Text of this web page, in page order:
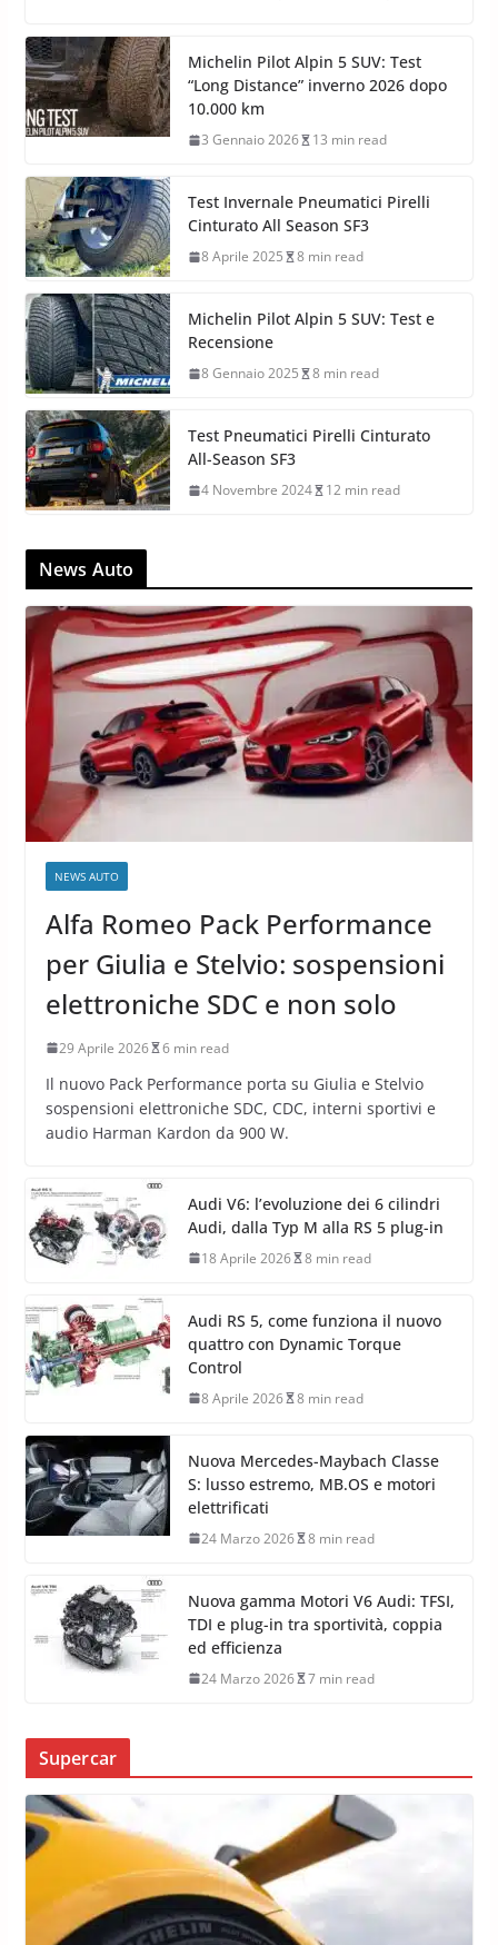
Michelin Pilot Alpin 5 SUV: Test
“Long Distance” inverno 2026 dopo
10.000 km
3 Gennaio 2026 13 min read
Test Invernale Pneumatici Pirelli
Cinturato All Season SF3
8 Aprile 2025 8 min read
Michelin Pilot Alpin 5 SUV: Test e
Recensione
8 Gennaio 2025 8 min read
Test Pneumatici Pirelli Cinturato
All-Season SF3
4 Novembre 2024 12 min read
News Auto
NEWS AUTO
Alfa Romeo Pack Performance
per Giulia e Stelvio: sospensioni
elettroniche SDC e non solo
29 Aprile 2026 6 min read
Il nuovo Pack Performance porta su Giulia e Stelvio
sospensioni elettroniche SDC, CDC, interni sportivi e
audio Harman Kardon da 900 W.
Audi V6: l’evoluzione dei 6 cilindri
Audi, dalla Typ M alla RS 5 plug-in
18 Aprile 2026 8 min read
Audi RS 5, come funziona il nuovo
quattro con Dynamic Torque
Control
8 Aprile 2026 8 min read
Nuova Mercedes-Maybach Classe
S: lusso estremo, MB.OS e motori
elettrificati
24 Marzo 2026 8 min read
Nuova gamma Motori V6 Audi: TFSI,
TDI e plug-in tra sportività, coppia
ed efficienza
24 Marzo 2026 7 min read
Supercar